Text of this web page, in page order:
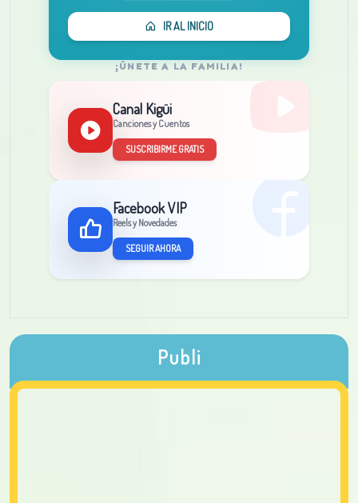
IR AL INICIO
¡ÚNETE A LA FAMILIA!
Canal Kigüi
Canciones y Cuentos
SUSCRIBIRME GRATIS
Facebook VIP
Reels y Novedades
SEGUIR AHORA
Publi